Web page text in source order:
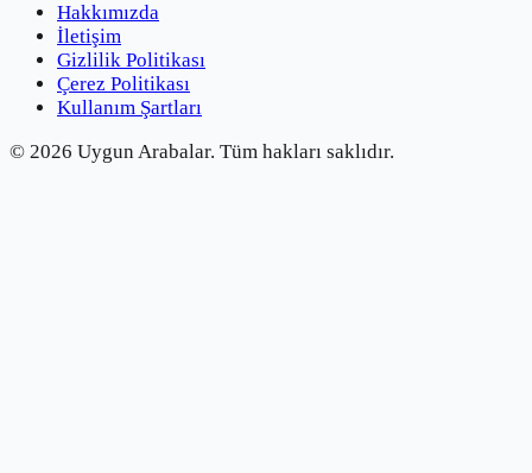
Hakkımızda
İletişim
Gizlilik Politikası
Çerez Politikası
Kullanım Şartları
© 2026 Uygun Arabalar. Tüm hakları saklıdır.